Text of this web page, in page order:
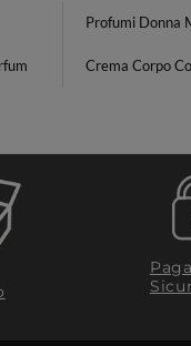
Profumi Donna
Crema Corpo